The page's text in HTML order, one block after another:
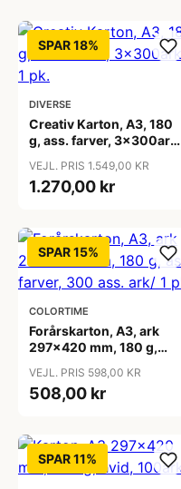
SPAR 18%
DIVERSE
Creativ Karton, A3, 180
g, ass. farver, 3x300ark/
VEJL. PRIS 1.549,00 KR
1.270,00 kr
SPAR 15%
COLORTIME
Forårskarton, A3, ark
297x420 mm, 180 g,
1 pk.
VEJL. PRIS 598,00 KR
508,00 kr
SPAR 11%